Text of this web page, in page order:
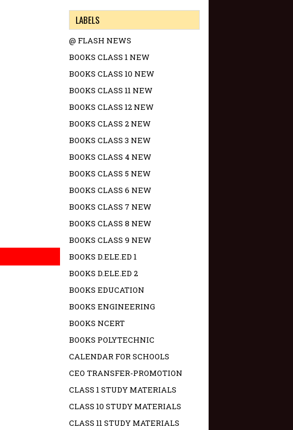
LABELS
@ FLASH NEWS
BOOKS CLASS 1 NEW
BOOKS CLASS 10 NEW
BOOKS CLASS 11 NEW
BOOKS CLASS 12 NEW
BOOKS CLASS 2 NEW
BOOKS CLASS 3 NEW
BOOKS CLASS 4 NEW
BOOKS CLASS 5 NEW
BOOKS CLASS 6 NEW
BOOKS CLASS 7 NEW
BOOKS CLASS 8 NEW
BOOKS CLASS 9 NEW
BOOKS D.ELE.ED 1
BOOKS D.ELE.ED 2
BOOKS EDUCATION
BOOKS ENGINEERING
BOOKS NCERT
BOOKS POLYTECHNIC
CALENDAR FOR SCHOOLS
CEO TRANSFER-PROMOTION
CLASS 1 STUDY MATERIALS
CLASS 10 STUDY MATERIALS
CLASS 11 STUDY MATERIALS